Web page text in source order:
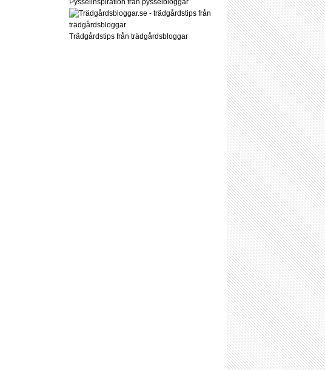
Pysselinspiration från pysselbloggar
Trädgårdstips från trädgårdsbloggar